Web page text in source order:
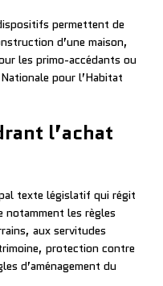
permettent de
d’une maison,
les primo-accédants ou
pour l’Habitat
l’achat
texte législatif qui régit
notamment les règles
aux servitudes
protection contre
d’aménagement du